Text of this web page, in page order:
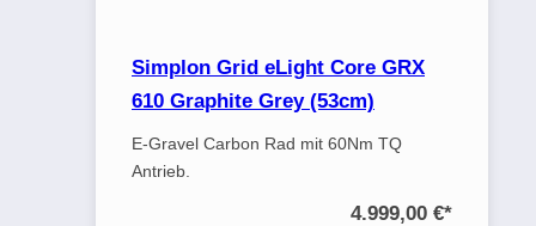
Simplon Grid eLight Core GRX
610 Graphite Grey (53cm)
E-Gravel Carbon Rad mit 60Nm TQ
Antrieb.
4.999,00 €*